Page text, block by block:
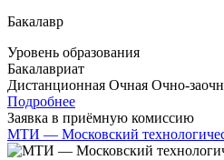
Бакалавр
Уровень образования
Бакалавриат
Дистанционная Очная Очно-
Подробнее
Заявка в приёмную комиссию
МТИ — Московский